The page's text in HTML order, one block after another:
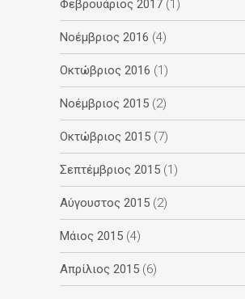
Φεβρουάριος 2017 (1)
Νοέμβριος 2016 (4)
Οκτώβριος 2016 (1)
Νοέμβριος 2015 (2)
Οκτώβριος 2015 (7)
Σεπτέμβριος 2015 (1)
Αύγουστος 2015 (2)
Μάιος 2015 (4)
Απρίλιος 2015 (6)